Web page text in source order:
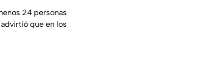
24 personas
que en los